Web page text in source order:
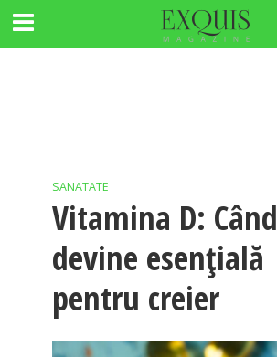
SANATATE
Vitamina D: Când
devine esențială
pentru creier